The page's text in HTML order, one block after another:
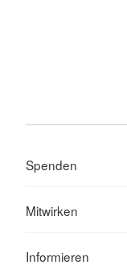
Spenden
Mitwirken
Informieren